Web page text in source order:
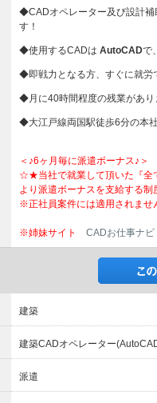
◆CADオペレーター及び設計補
す！
◆使用するCADは AutoCADで
◆即戦力となる方、すぐに就労
◆月に40時間程度の残業があり
◆大江戸線両国駅徒歩6分の本
＜♪6ヶ月毎に派遣ボーナス♪＞
☆★当社で就業して頂いた『全
より派遣ボーナスを支給する
※正社員案件には適用されませ
※姉妹サイト CADお仕事ナビ
建築
建築CADオペレーター
派遣